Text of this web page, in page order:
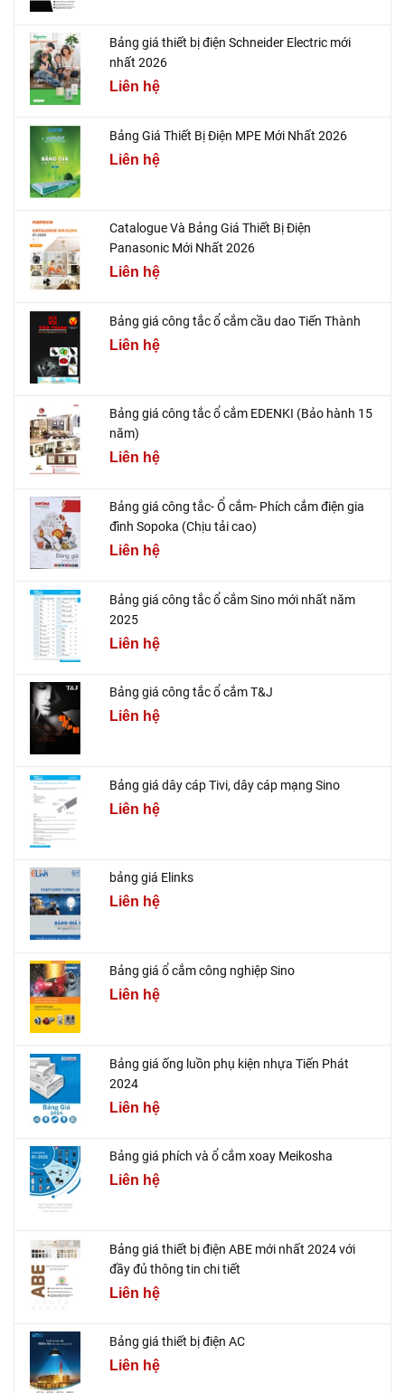
Bảng giá thiết bị điện Schneider Electric mới
nhất 2026
Liên hệ
Bảng Giá Thiết Bị Điện MPE Mới Nhất 2026
Liên hệ
Catalogue Và Bảng Giá Thiết Bị Điện
Panasonic Mới Nhất 2026
Liên hệ
Bảng giá công tắc ổ cắm cầu dao Tiến Thành
Liên hệ
Bảng giá công tắc ổ cắm EDENKI (Bảo hành 15
năm)
Liên hệ
Bảng giá công tắc- Ổ cắm- Phích cắm điện gia
đình Sopoka (Chịu tải cao)
Liên hệ
Bảng giá công tắc ổ cắm Sino mới nhất năm
2025
Liên hệ
Bảng giá công tắc ổ cắm T&J
Liên hệ
Bảng giá dây cáp Tivi, dây cáp mạng Sino
Liên hệ
bảng giá Elinks
Liên hệ
Bảng giá ổ cắm công nghiệp Sino
Liên hệ
Bảng giá ống luồn phụ kiện nhựa Tiến Phát
2024
Liên hệ
Bảng giá phích và ổ cắm xoay Meikosha
Liên hệ
Bảng giá thiết bị điện ABE mới nhất 2024 với
đầy đủ thông tin chi tiết
Liên hệ
Bảng giá thiết bị điện AC
Liên hệ